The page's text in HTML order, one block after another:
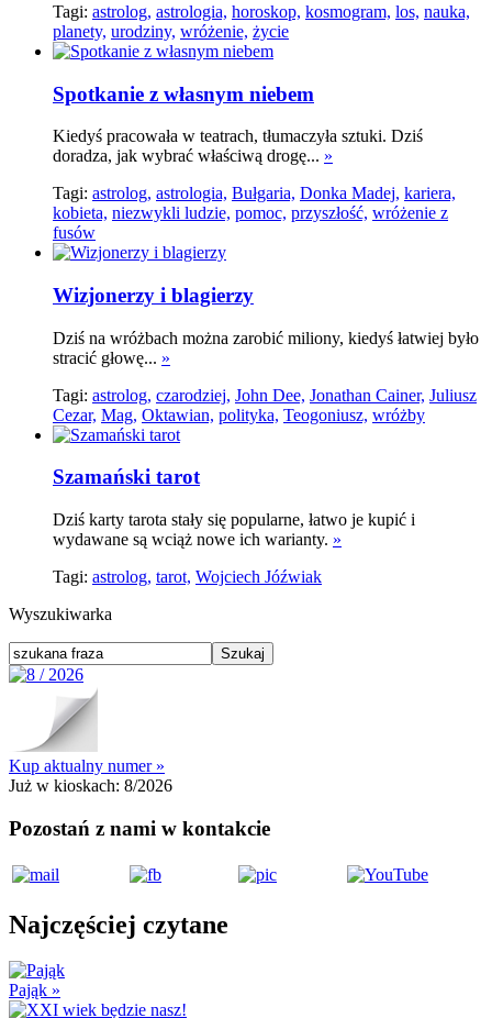
Tagi: astrolog, astrologia, horoskop, kosmogram, los, nauka,
planety, urodziny, wróżenie, życie
Spotkanie z własnym niebem
Kiedyś pracowała w teatrach, tłumaczyła sztuki. Dziś
doradza, jak wybrać właściwą drogę... »
Tagi: astrolog, astrologia, Bułgaria, Donka Madej, kariera,
kobieta, niezwykli ludzie, pomoc, przyszłość, wróżenie z
fusów
Wizjonerzy i blagierzy
Dziś na wróżbach można zarobić miliony, kiedyś łatwiej było
stracić głowę... »
Tagi: astrolog, czarodziej, John Dee, Jonathan Cainer, Juliusz
Cezar, Mag, Oktawian, polityka, Teogoniusz, wróżby
Szamański tarot
Dziś karty tarota stały się popularne, łatwo je kupić i
wydawane są wciąż nowe ich warianty. »
Tagi: astrolog, tarot, Wojciech Jóźwiak
Wyszukiwarka
Kup aktualny numer »
Już w kioskach: 8/2026
Pozostań z nami w kontakcie
Najczęściej czytane
Pająk »